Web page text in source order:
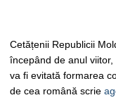
Cetățenii Republicii
începând de anul
va fi evitată formarea
de cea română scrie